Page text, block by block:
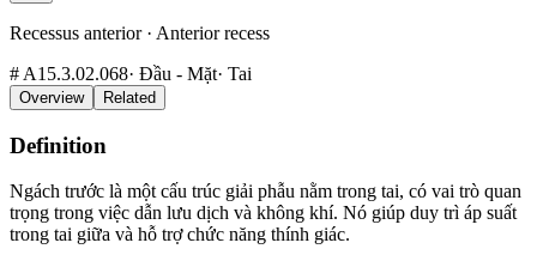
Recessus anterior· Anterior recess
# A15.3.02.068· Đầu - Mặt· Tai
Overview Related
Definition
Ngách trước là một cấu trúc giải phẫu nằm trong tai, có vai trò quan
trọng trong việc dẫn lưu dịch và không khí. Nó giúp duy trì áp suất
trong tai giữa và hỗ trợ chức năng thính giác.